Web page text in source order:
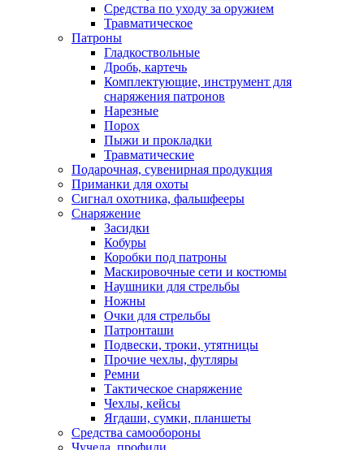
Средства по уходу за оружием
Травматическое
Патроны
Гладкоствольные
Дробь, картечь
Комплектующие, инструмент для
снаряжения патронов
Нарезные
Порох
Пыжи и прокладки
Травматические
Подарочная, сувенирная продукция
Приманки для охоты
Сигнал охотника, фальшфееры
Снаряжение
Засидки
Кобуры
Коробки под патроны
Маскировочные сети и костюмы
Наушники для стрельбы
Ножны
Очки для стрельбы
Патронташи
Подвески, троки, утятницы
Прочие чехлы, футляры
Ремни
Тактическое снаряжение
Чехлы, кейсы
Ягдаши, сумки, планшеты
Средства самообороны
Чучела, профили